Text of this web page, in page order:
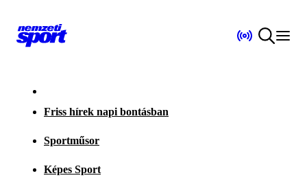
Friss hírek napi bontásban
Sportműsor
Képes Sport